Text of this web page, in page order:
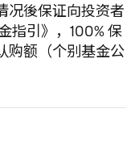
况後保证向投资者
指引》，100% 保
购额（个别基金公